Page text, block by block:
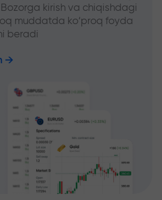
kirish va chiqishdagi
muddatda ko‘proq foyda
beradi